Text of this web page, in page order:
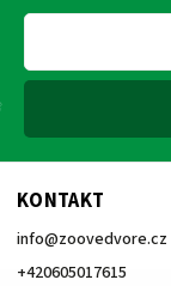
KONTAKT
info@zoovedvore.cz
+420605017615